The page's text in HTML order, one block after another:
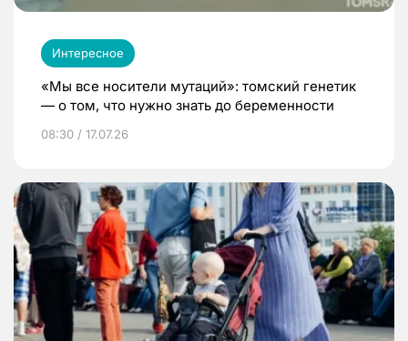
Интересное
«Мы все носители мутаций»: томский генетик
— о том, что нужно знать до беременности
08:30 / 17.07.26